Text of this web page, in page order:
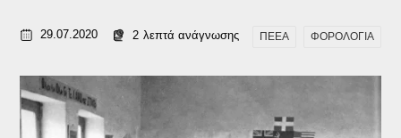
29.07.2020 2 λεπτά ανάγνωσης ΠΕΕΑ ΦΟΡΟΛΟΓΙΑ